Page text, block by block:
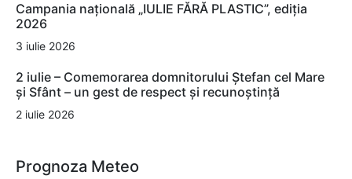
Campania națională „IULIE FĂRĂ PLASTIC”, ediția
2026
3 iulie 2026
2 iulie – Comemorarea domnitorului Ștefan cel Mare
și Sfânt – un gest de respect și recunoștință
2 iulie 2026
Prognoza Meteo